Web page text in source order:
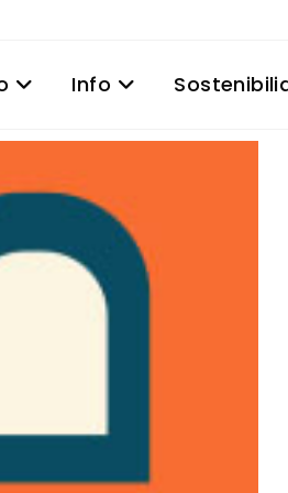
Info